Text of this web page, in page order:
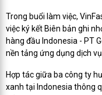
Trong buổi làm việc,
việc ký kết Biên bản ghi
hàng đầu Indonesia - PT
nền tảng ứng dụng dịch vụ
Hợp tác giữa ba công ty
xanh tại Indonesia thông